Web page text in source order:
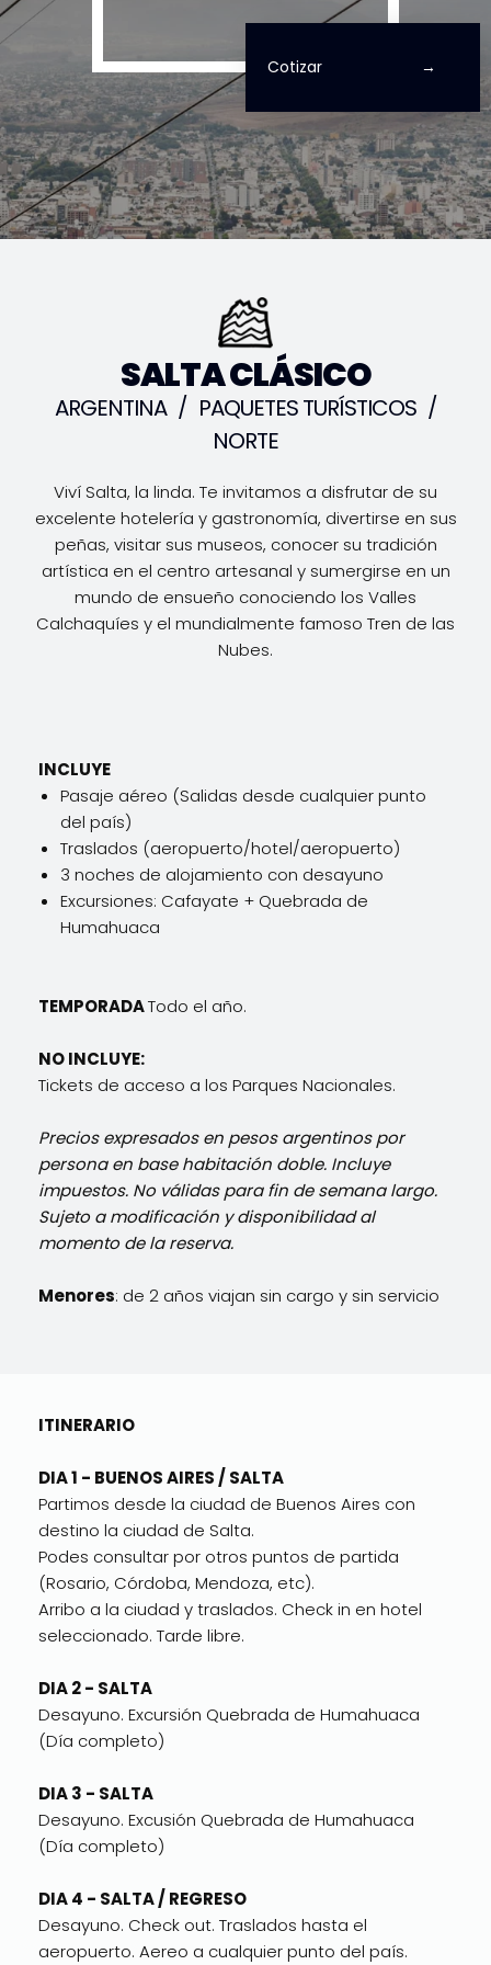
Cotizar
SALTA CLÁSICO
ARGENTINA / PAQUETES TURÍSTICOS /
NORTE
Viví Salta, la linda. Te invitamos a disfrutar de su
excelente hotelería y gastronomía, divertirse en sus
peñas, visitar sus museos, conocer su tradición
artística en el centro artesanal y sumergirse en un
mundo de ensueño conociendo los Valles
Calchaquíes y el mundialmente famoso Tren de las
Nubes.
INCLUYE
Pasaje aéreo (Salidas desde cualquier punto
del país)
Traslados (aeropuerto/hotel/aeropuerto)
3 noches de alojamiento con desayuno
Excursiones: Cafayate + Quebrada de
Humahuaca
TEMPORADATodo el año.
NO INCLUYE:
Tickets de acceso a los Parques Nacionales.
Precios expresados en pesos argentinos por
persona en base habitación doble. Incluye
impuestos. No válidas para fin de semana largo.
Sujeto a modificación y disponibilidad al
momento de la reserva.
Menores: de 2 años viajan sin cargo y sin servicio
ITINERARIO
DIA 1 - BUENOS AIRES / SALTA
Partimos desde la ciudad de Buenos Aires con
destino la ciudad de Salta.
Podes consultar por otros puntos de partida
(Rosario, Córdoba, Mendoza, etc).
Arribo a la ciudad y traslados. Check in en hotel
seleccionado. Tarde libre.
DIA 2 - SALTA
Desayuno. Excursión Quebrada de Humahuaca
(Día completo)
DIA 3 - SALTA
Desayuno. Excusión Quebrada de Humahuaca
(Día completo)
DIA 4 - SALTA / REGRESO
Desayuno. Check out. Traslados hasta el
aeropuerto. Aereo a cualquier punto del país.